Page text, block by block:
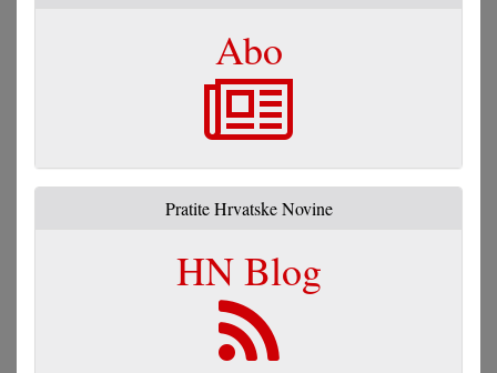
Abo
Pratite Hrvatske Novine
HN Blog